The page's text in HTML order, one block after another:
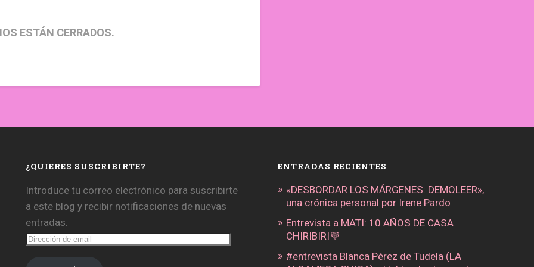
ESTÁN CERRADOS.
¿QUIERES SUSCRIBIRTE?
Introduce tu correo electrónico para suscribirte
a este blog y recibir notificaciones de nuevas
entradas.
Dirección
de
ENTRADAS RECIENTES
«DESBORDAR LOS MÁRGENES: DEMOLEER»,
una crónica personal por Irene Pardo
Entrevista a MATI: 10 AÑOS DE CASA
CHIRIBIRI💜
#entrevista Blanca Pérez de Tudela (LA